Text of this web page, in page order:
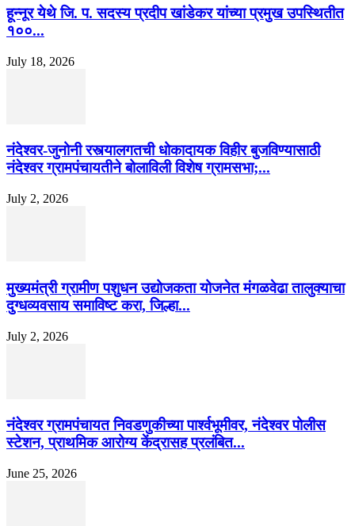
हून्नूर येथे जि. प. सदस्य प्रदीप खांडेकर यांच्या प्रमुख उपस्थितीत
१००...
July 18, 2026
नंदेश्वर-जुनोनी रस्त्यालगतची धोकादायक विहीर बुजविण्यासाठी
नंदेश्वर ग्रामपंचायतीने बोलाविली विशेष ग्रामसभा;...
July 2, 2026
मुख्यमंत्री ग्रामीण पशुधन उद्योजकता योजनेत मंगळवेढा तालुक्याचा
दुग्धव्यवसाय समाविष्ट करा, जिल्हा...
July 2, 2026
नंदेश्वर ग्रामपंचायत निवडणुकीच्या पार्श्वभूमीवर, नंदेश्वर पोलीस
स्टेशन, प्राथमिक आरोग्य केंद्रासह प्रलंबित...
June 25, 2026